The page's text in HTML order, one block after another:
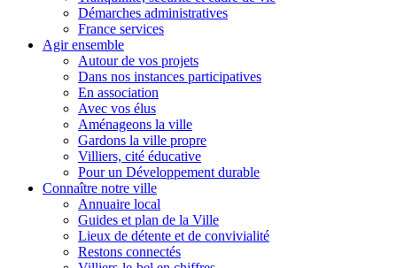
Démarches administratives
France services
Agir ensemble
Autour de vos projets
Dans nos instances participatives
En association
Avec vos élus
Aménageons la ville
Gardons la ville propre
Villiers, cité éducative
Pour un Développement durable
Connaître notre ville
Annuaire local
Guides et plan de la Ville
Lieux de détente et de convivialité
Restons connectés